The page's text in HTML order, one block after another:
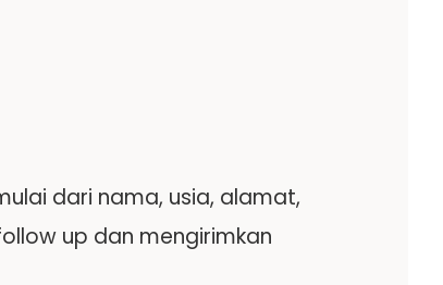
dari nama, usia, alamat,
up dan mengirimkan